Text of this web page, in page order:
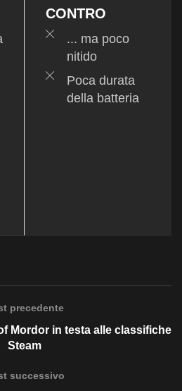
CONTRO
... ma poco
nitido
Poca durata
della batteria
precedente
Mordor in testa alle classifiche
Steam
successivo